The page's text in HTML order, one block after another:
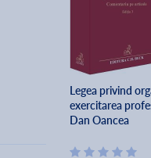
Legea privind
exercitarea
Dan Oancea